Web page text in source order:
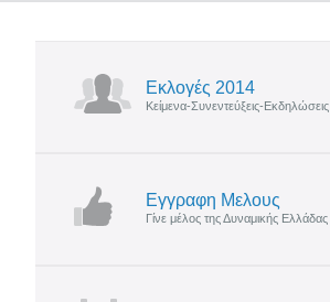
Εκλογές 2014
Κείμενα-Συνεντεύξεις-Εκδηλώσεις
Εγγραφη Μελους
Γίνε μέλος της Δυναμικής Ελλάδας